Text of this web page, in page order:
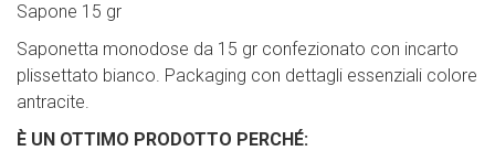
Sapone 15 gr
Saponetta monodose da 15 gr confezionato con incarto
plissettato bianco. Packaging con dettagli essenziali colore
antracite.
È UN OTTIMO PRODOTTO PERCHÉ: